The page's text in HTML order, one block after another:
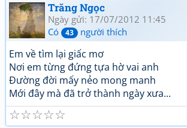
Trăng Ngọc
Ngày gửi: 17/07/2012 11:45
Có
43 người thích
Em về tìm lại giấc mơ
Nơi em từng đứng tựa hờ vai anh
Đường đời mấy nẻo mong manh
Mới đây mà đã trở thành ngày xưa...
☆
☆
☆
☆
☆